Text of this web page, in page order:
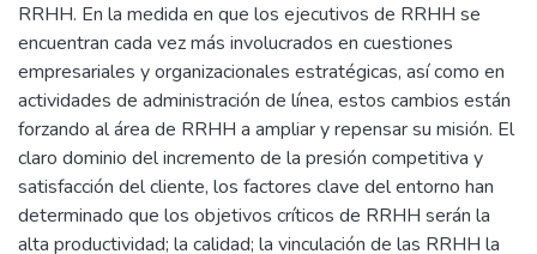
RRHH. En la medida en que los ejecutivos de RRHH se
encuentran cada vez más involucrados en cuestiones
empresariales y organizacionales estratégicas, así como en
actividades de administración de línea, estos cambios están
forzando al área de RRHH a ampliar y repensar su misión. El
claro dominio del incremento de la presión competitiva y
satisfacción del cliente, los factores clave del entorno han
determinado que los objetivos críticos de RRHH serán la
alta productividad; la calidad; la vinculación de las RRHH la